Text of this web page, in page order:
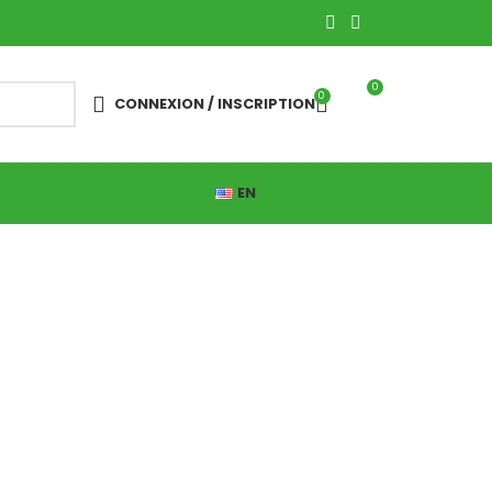
CONNEXION / INSCRIPTION 0
0
EN